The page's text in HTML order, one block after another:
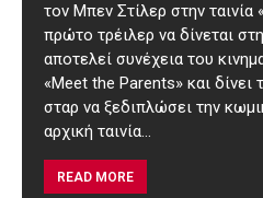
τoν Μπεν Στίλερ στην
πρώτο τρέιλερ να δίνεται
αποτελεί συνέχεια του
«Meet the Parents» και δίνει
σταρ να ξεδιπλώσει την
αρχική ταινία…
READ MORE